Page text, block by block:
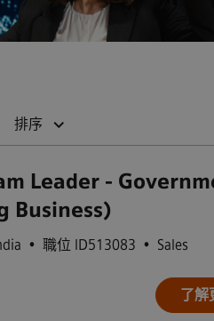
排序
Leader -
Business)
• 職位 ID513083 • Sales
了解